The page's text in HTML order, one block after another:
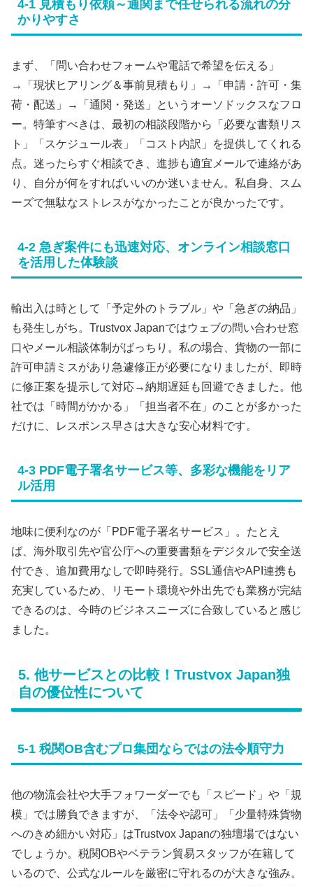
4-1 見積もり依頼～通関まで任せられる流れの分
かりやすさ
まず、「問い合わせフォームや電話で希望を伝える」
→「現状ヒアリング＆事前見積もり」→「申請・許可・集
荷・配送」→「通関・発送」というオーソドックスなフロ
ー。特筆すべきは、最初の相談段階から「必要な書類リス
ト」「スケジュール表」「コスト内訳」を提供してくれる
点。迷ったらすぐ相談でき、進捗も適宜メールで連絡があ
り、自分が何をすればいいのか迷いません。私自身、スム
ーズで無駄なストレスがなかったことが良かったです。
4-2 急ぎ案件にも迅速対応、オンライン相談窓口
を活用した体験談
輸出入は時として「予定外のトラブル」や「急ぎの納品」
も発生しがち。Trustvox Japanではウェブの問い合わせ窓
口やメール相談体制がばっちり。私の場合、貨物の一部に
許可申請ミスがあり急遽修正が必要になりましたが、即時
に修正案を提示して対応→納期遅延も回避できました。他
社では「時間がかかる」「担当者不在」のことが多かった
だけに、レスポンス早さは大きな安心材料です。
4-3 PDF電子署名サービス等、多彩な機能をリア
ル活用
地味に便利なのが「PDF電子署名サービス」。たとえ
ば、海外取引先や官公庁への重要書類をデジタルで安全送
付でき、追加費用なしで即時発行。SSL通信やAPI連携も
充実しているため、リモート環境や外出先でも業務が完結
できるのは、今時のビジネスニーズに合致していると感じ
ました。
5. 他サービスとの比較！Trustvox Japan独
自の優位性について
5-1 税関OB含むプロ集団ならではの法令順守力
他の物流会社や大手フォワーダーでも「スピード」や「規
模」では勝負できますが、「法令や認可」「少量特殊貨物
へのきめ細かい対応」はTrustvox Japanの独壇場ではない
でしょうか。税関OBやベテラン貿易スタッフが在籍して
いるので、公式なルールを厳密に守れるのが大きな強み。